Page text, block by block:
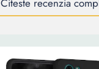
Citeste recenzia